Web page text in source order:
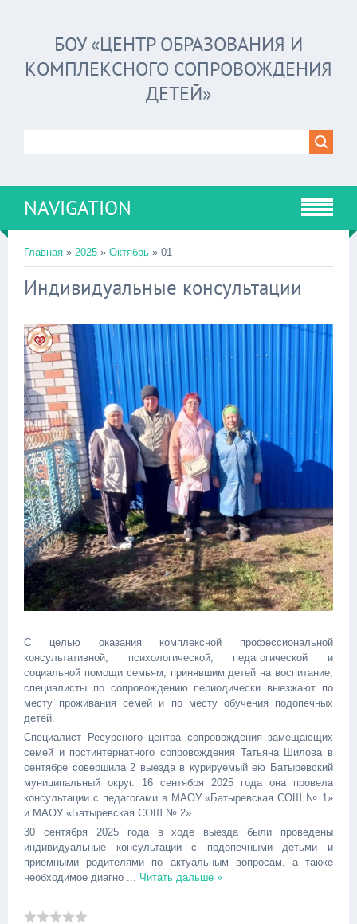
БОУ «ЦЕНТР ОБРАЗОВАНИЯ И
КОМПЛЕКСНОГО СОПРОВОЖДЕНИЯ
ДЕТЕЙ»
NAVIGATION
Главная » 2025 » Октябрь » 01
Индивидуальные консультации
С целью оказания комплексной профессиональной
консультативной, психологической, педагогической и
социальной помощи семьям, принявшим детей на воспитание,
специалисты по сопровождению периодически выезжают по
месту проживания семей и по месту обучения подопечных
детей.
Специалист Ресурсного центра сопровождения замещающих
семей и постинтернатного сопровождения Татьяна Шилова в
сентябре совершила 2 выезда в курируемый ею Батыревский
муниципальный округ. 16 сентября 2025 года она провела
консультации с педагогами в МАОУ «Батыревская СОШ № 1»
и МАОУ «Батыревская СОШ № 2».
30 сентября 2025 года в ходе выезда были проведены
индивидуальные консультации с подопечными детьми и
приёмными родителями по актуальным вопросам, а также
необходимое диагно
Читать дальше »